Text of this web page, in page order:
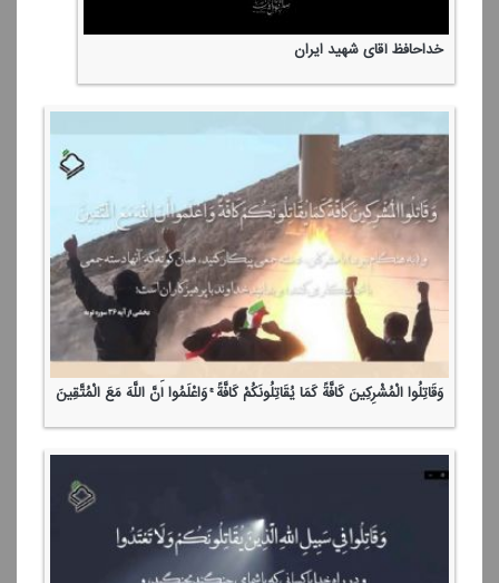
خداحافظ آقای شهید ایران
وَقَاتِلُوا الْمُشْرِكِینَ كَافَّةً كَمَا یُقَاتِلُونَكُمْ كَافَّةً ۚ وَاعْلَمُوا أَنَّ اللَّهَ مَعَ الْمُتَّقِینَ